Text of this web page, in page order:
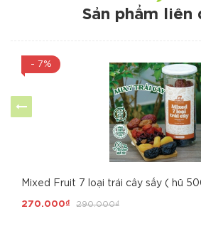
Sản phẩm liên
- 7%
Mixed Fruit 7 loại trái cây sấy ( hũ
270.000₫ 290.000₫